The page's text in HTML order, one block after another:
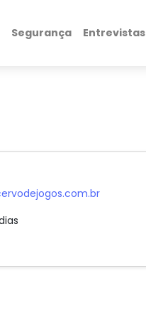
Segurança Entrevistas